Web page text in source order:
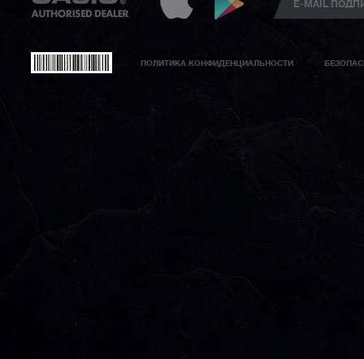
ПОЛИТИКА КОНФИДЕНЦИАЛЬНОСТИ